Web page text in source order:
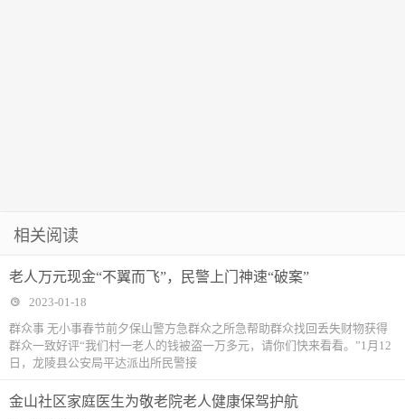
相关阅读
老人万元现金“不翼而飞”，民警上门神速“破案”
2023-01-18
群众事 无小事春节前夕保山警方急群众之所急帮助群众找回丢失财物获得
群众一致好评“我们村一老人的钱被盗一万多元，请你们快来看看。”1月12
日，龙陵县公安局平达派出所民警接
金山社区家庭医生为敬老院老人健康保驾护航